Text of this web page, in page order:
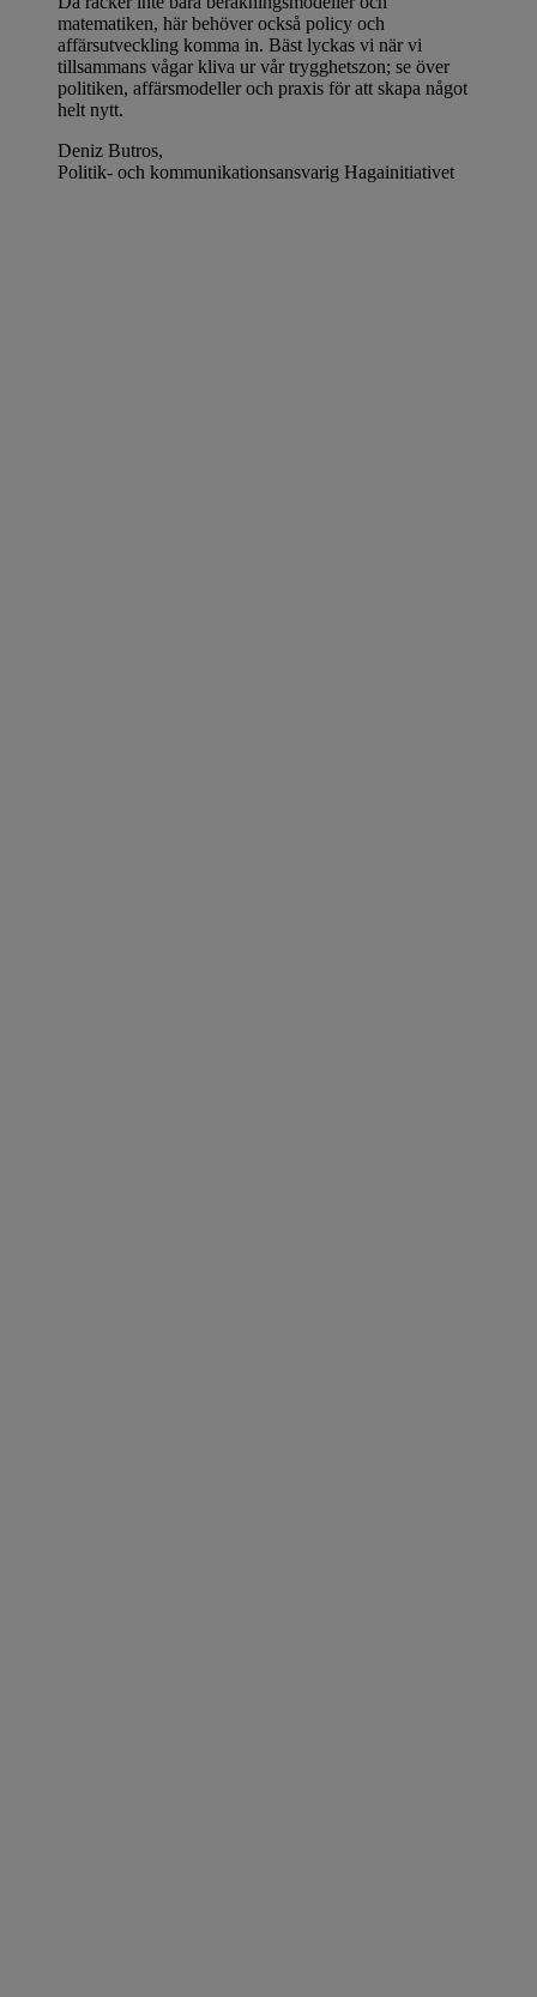
matematiken, här behöver också policy och
affärsutveckling komma in. Bäst lyckas vi när vi
tillsammans vågar kliva ur vår trygghetszon; se över
politiken, affärsmodeller och praxis för att skapa något
helt nytt.
Deniz Butros,
Politik- och kommunikationsansvarig Hagainitiativet